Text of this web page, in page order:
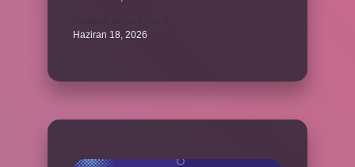
Haziran 18, 2026